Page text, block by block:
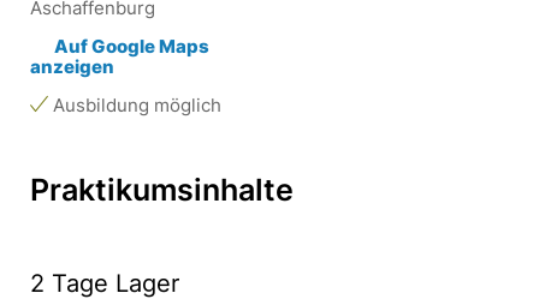
Aschaffenburg
Auf Google Maps
anzeigen
Ausbildung möglich
Praktikumsinhalte
2 Tage Lager